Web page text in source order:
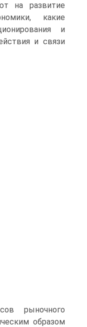
на развитие
какие
и
и связи
рыночного
образом